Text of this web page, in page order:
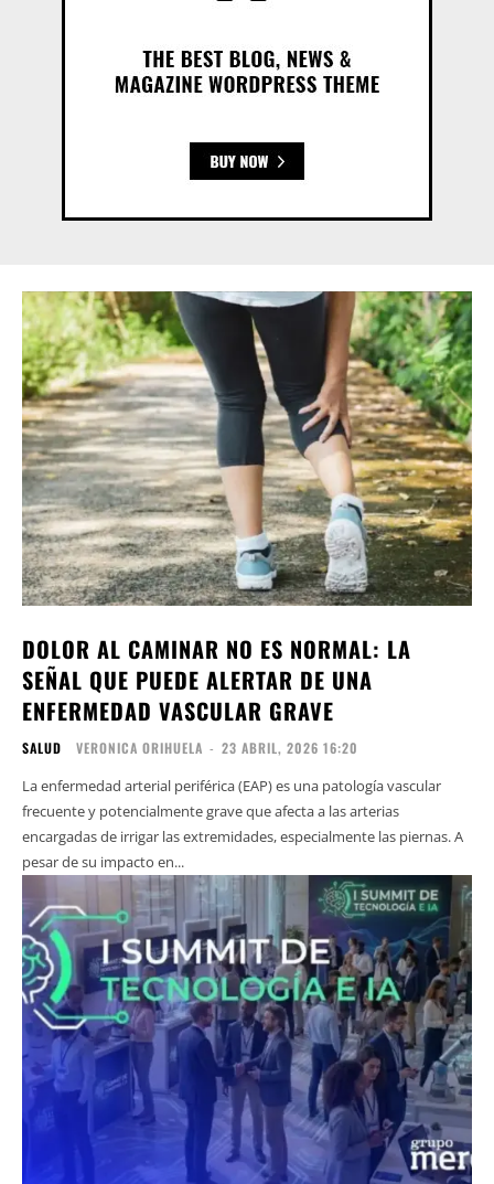
DOLOR AL CAMINAR NO ES NORMAL: LA
SEÑAL QUE PUEDE ALERTAR DE UNA
ENFERMEDAD VASCULAR GRAVE
SALUD VERONICA ORIHUELA - 23 ABRIL, 2026 16:20
La enfermedad arterial periférica (EAP) es una patología vascular
frecuente y potencialmente grave que afecta a las arterias
encargadas de irrigar las extremidades, especialmente las piernas. A
pesar de su impacto en...